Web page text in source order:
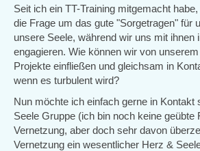
Seit ich ein TT-Training mitgemacht
die Frage um das gute "Sorgetragen" für
unsere Seele, während wir uns mit ihnen
engagieren. Wie können wir von
Projekte einfließen und gleichsam in
wenn es turbulent wird?
Nun möchte ich einfach gerne in Kontakt
Seele Gruppe (ich bin noch keine geübte
Vernetzung, aber doch sehr davon
Vernetzung ein wesentlicher Herz &